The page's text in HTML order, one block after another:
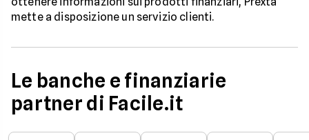
mette a disposizione un servizio clienti.
Le banche e finanziarie
partner di Facile.it